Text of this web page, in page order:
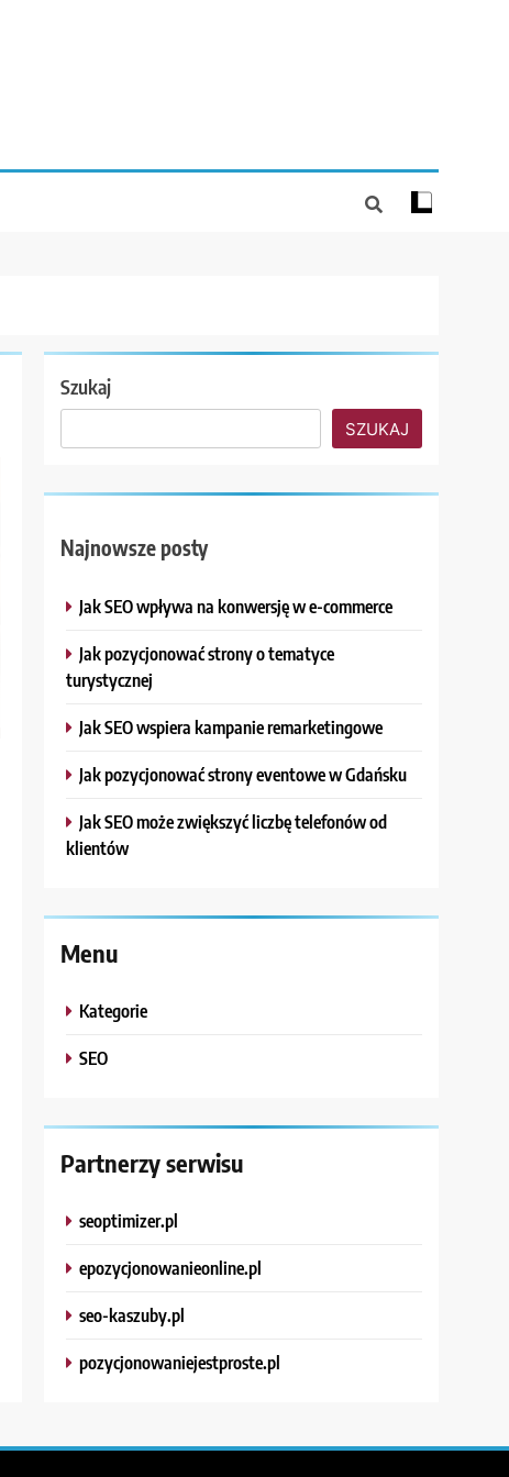
Szukaj
SZUKAJ
Najnowsze posty
Jak SEO wpływa na konwersję w e-commerce
Jak pozycjonować strony o tematyce
turystycznej
Jak SEO wspiera kampanie remarketingowe
Jak pozycjonować strony eventowe w Gdańsku
Jak SEO może zwiększyć liczbę telefonów od
klientów
Menu
Kategorie
SEO
Partnerzy serwisu
seoptimizer.pl
epozycjonowanieonline.pl
seo-kaszuby.pl
pozycjonowaniejestproste.pl